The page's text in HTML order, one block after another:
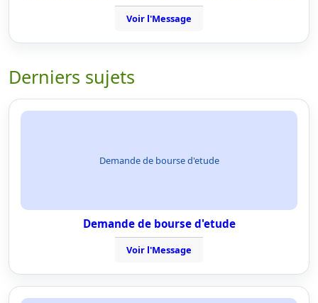
Voir l'Message
Derniers sujets
Demande de bourse d'etude
Demande de bourse d'etude
Voir l'Message